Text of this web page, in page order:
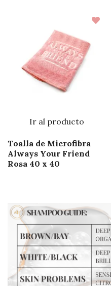
Ir al producto
Toalla de Microfibra
Always Your Friend
Rosa 40 x 40